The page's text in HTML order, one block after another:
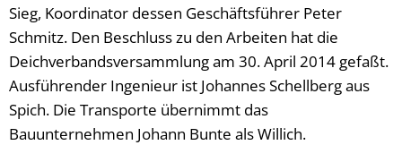
Sieg, Koordinator dessen Geschäftsführer Peter
Schmitz. Den Beschluss zu den Arbeiten hat die
Deichverbandsversammlung am 30. April 2014 gefaßt.
Ausführender Ingenieur ist Johannes Schellberg aus
Spich. Die Transporte übernimmt das
Bauunternehmen Johann Bunte als Willich.